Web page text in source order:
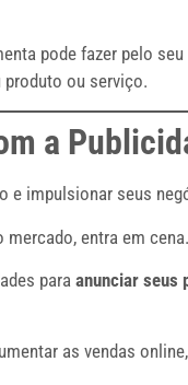
pode fazer pelo
ou serviço.
a
impulsionar seus
entra em cena.
paraanunciar seus
as vendas